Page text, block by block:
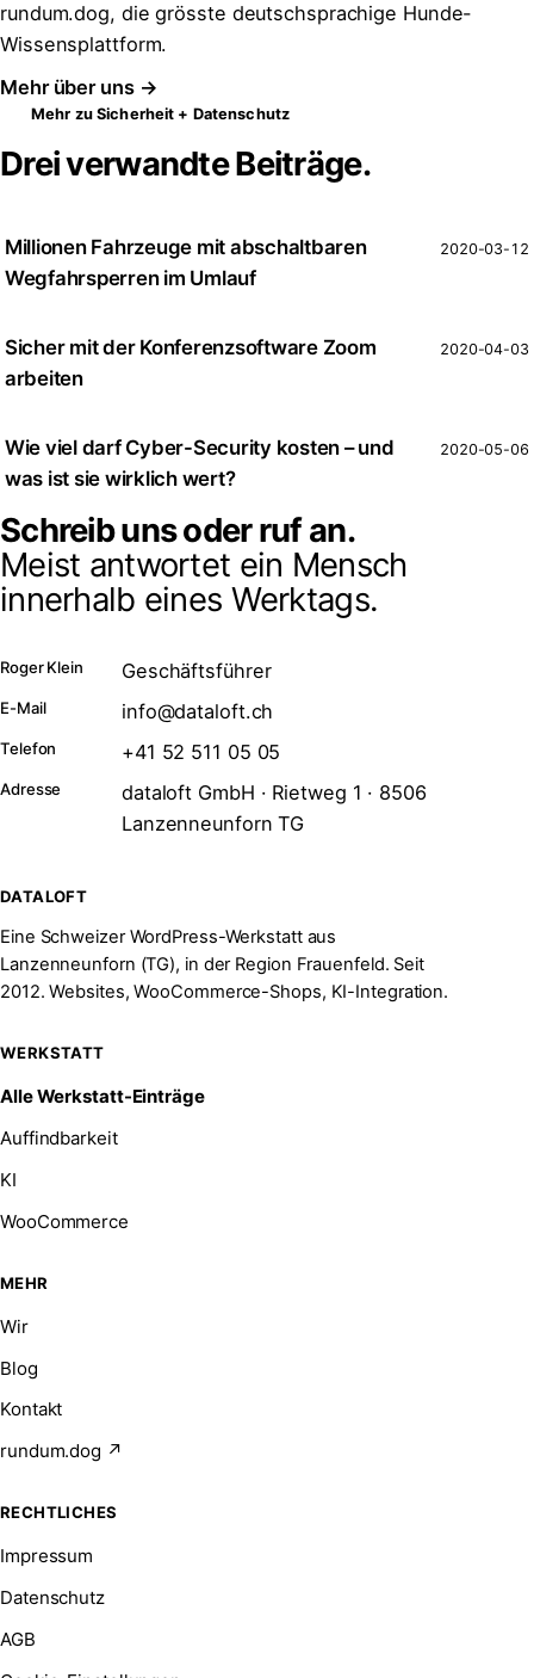
rundum.dog, die grösste deutschsprachige Hunde-
Wissensplattform.
Mehr über uns →
Mehr zu Sicherheit + Datenschutz
Drei verwandte Beiträge.
Millionen Fahrzeuge mit abschaltbaren
Wegfahrsperren im Umlauf
2020-03-12
Sicher mit der Konferenzsoftware Zoom
arbeiten
2020-04-03
Wie viel darf Cyber-Security kosten – und
was ist sie wirklich wert?
2020-05-06
Schreib uns oder ruf an.
Meist antwortet ein Mensch
innerhalb eines Werktags.
Roger Klein Geschäftsführer
E-Mail info@dataloft.ch
Telefon +41 52 511 05 05
Adresse
dataloft GmbH · Rietweg 1 · 8506
Lanzenneunforn TG
DATALOFT
Eine Schweizer WordPress-Werkstatt aus
Lanzenneunforn (TG), in der Region Frauenfeld. Seit
2012. Websites, WooCommerce-Shops, KI-Integration.
WERKSTATT
Alle Werkstatt-Einträge
Auffindbarkeit
KI
WooCommerce
MEHR
Wir
Blog
Kontakt
rundum.dog ↗
RECHTLICHES
Impressum
Datenschutz
AGB